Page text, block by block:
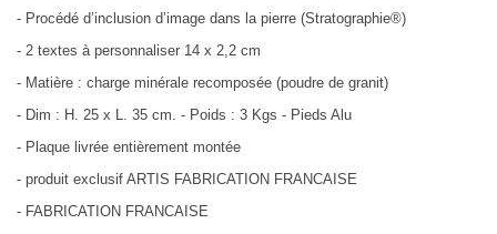
- Procédé d’inclusion d’image dans la pierre (Stratographie®)
- 2 textes à personnaliser 14 x 2,2 cm
- Matière : charge minérale recomposée (poudre de granit)
- Dim : H. 25 x L. 35 cm. - Poids : 3 Kgs - Pieds Alu
- Plaque livrée entièrement montée
- produit exclusif ARTIS FABRICATION FRANCAISE
- FABRICATION FRANCAISE